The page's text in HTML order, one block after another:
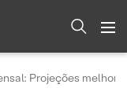
Projeções